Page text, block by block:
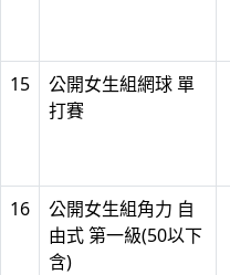
15
公開女生組網球 單
打賽
16
公開女生組角力 自
由式 第一級(50以下
含)